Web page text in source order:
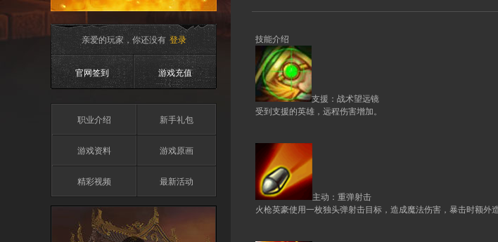
亲爱的玩家，你还没有 登录
官网签到 游戏充值
职业介绍 新手礼包
游戏资料 游戏原画
精彩视频 最新活动
技能介绍
支援：战术望远镜
受到支援的英雄，远程伤害增加。
主动：重弹射击
火枪英豪使用一枚独头弹射击目标，造成魔法伤害，暴击时额外